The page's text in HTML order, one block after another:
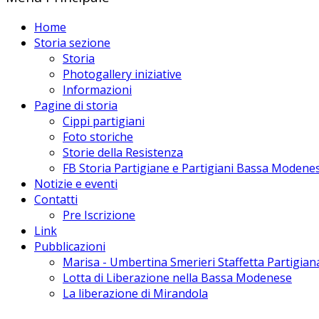
Home
Storia sezione
Storia
Photogallery iniziative
Informazioni
Pagine di storia
Cippi partigiani
Foto storiche
Storie della Resistenza
FB Storia Partigiane e Partigiani Bassa
Notizie e eventi
Contatti
Pre Iscrizione
Link
Pubblicazioni
Marisa - Umbertina Smerieri Staffetta
Lotta di Liberazione nella Bassa Modenese
La liberazione di Mirandola